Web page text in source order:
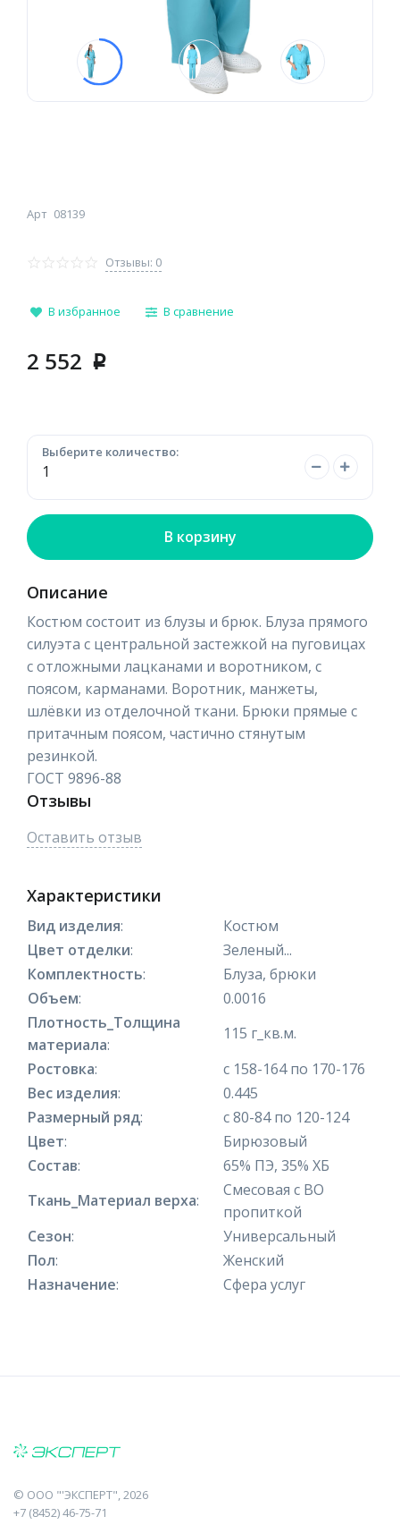
Арт 08139
Отзывы: 0
В избранное В сравнение
2 552 p
Выберите количество:
В корзину
Описание
Костюм состоит из блузы и брюк. Блуза прямого
силуэта с центральной застежкой на пуговицах
с отложными лацканами и воротником, с
поясом, карманами. Воротник, манжеты,
шлёвки из отделочной ткани. Брюки прямые с
притачным поясом, частично стянутым
резинкой.
ГОСТ 9896-88
Отзывы
Оставить отзыв
Характеристики
Вид изделия:
Костюм
Цвет отделки:
Зеленый...
Комплектность:
Блуза, брюки
Объем:
0.0016
Плотность_Толщина
материала:
115 г_кв.м.
Ростовка:
с 158-164 по 170-176
Вес изделия:
0.445
Размерный ряд:
с 80-84 по 120-124
Цвет:
Бирюзовый
Состав:
65% ПЭ, 35% ХБ
Ткань_Материал верха:
Смесовая с ВО
пропиткой
Сезон:
Универсальный
Пол:
Женский
Назначение: Сфера услуг
© ООО "'ЭКСПЕРТ", 2026
+7 (8452) 46-75-71